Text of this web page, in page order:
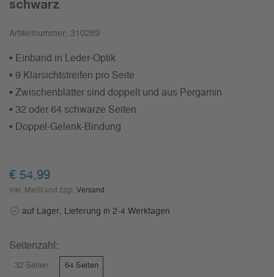
schwarz
Artikelnummer: 310289
• Einband in Leder-Optik
• 9 Klarsichtstreifen pro Seite
• Zwischenblätter sind doppelt und aus Pergamin
• 32 oder 64 schwarze Seiten
• Doppel-Gelenk-Bindung
€ 54,99
inkl. MwSt und zzgl. Versand
auf Lager, Lieferung in 2-4 Werktagen
Seitenzahl:
32 Seiten 64 Seiten